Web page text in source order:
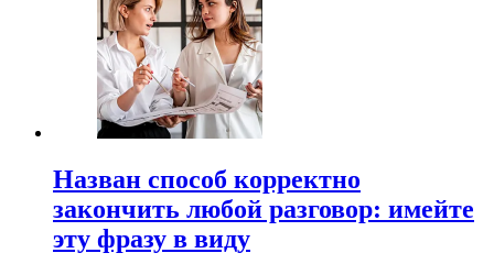
Назван способ корректно
закончить любой разговор: имейте
эту фразу в виду